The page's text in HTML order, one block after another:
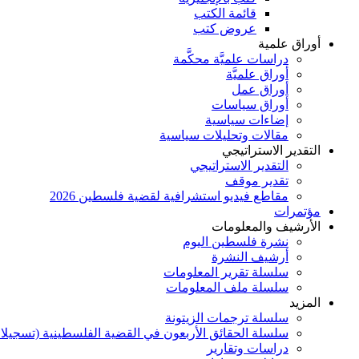
قائمة الكتب
عروض كتب
أوراق علمية
دراسات علميَّة محكَّمة
أوراق علميَّة
أوراق عمل
أوراق سياسات
إضاءات سياسية
مقالات وتحليلات سياسية
التقدير الاستراتيجي
التقدير الاستراتيجي
تقدير موقف
مقاطع فيديو استشرافية لقضية فلسطين 2026
مؤتمرات
الأرشيف والمعلومات
نشرة فلسطين اليوم
أرشيف النشرة
سلسلة تقرير المعلومات
سلسلة ملف المعلومات
المزيد
سلسلة ترجمات الزيتونة
سلسلة الحقائق الأربعون في القضية الفلسطينية
دراسات وتقارير